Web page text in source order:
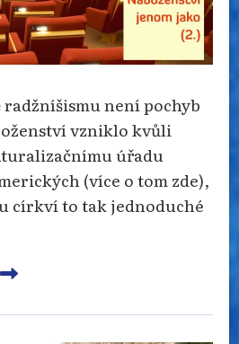
radžníšismu není pochyb
vzniklo kvůli
úřadu
(více o tom zde),
církví to tak jednoduché